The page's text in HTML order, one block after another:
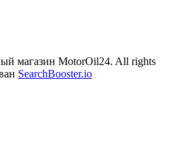
магазин MotorOil24. All rights
SearchBooster.io